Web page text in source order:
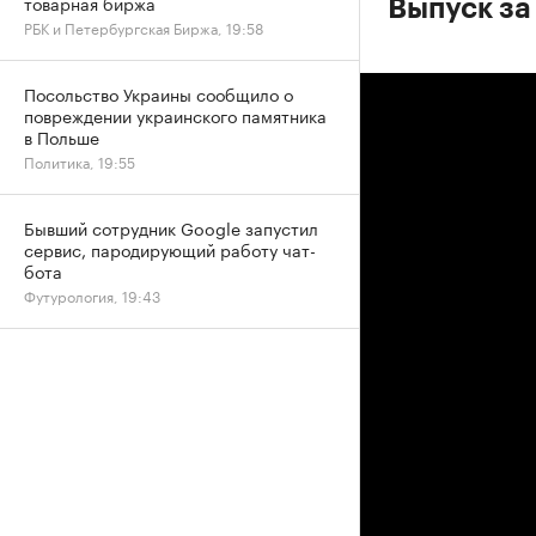
Выпуск
РБК и Петербургская Биржа, 19:58
Посольство Украины сообщило о
повреждении украинского памятника
в Польше
Политика, 19:55
Бывший сотрудник Google запустил
сервис, пародирующий работу чат-
бота
Футурология, 19:43